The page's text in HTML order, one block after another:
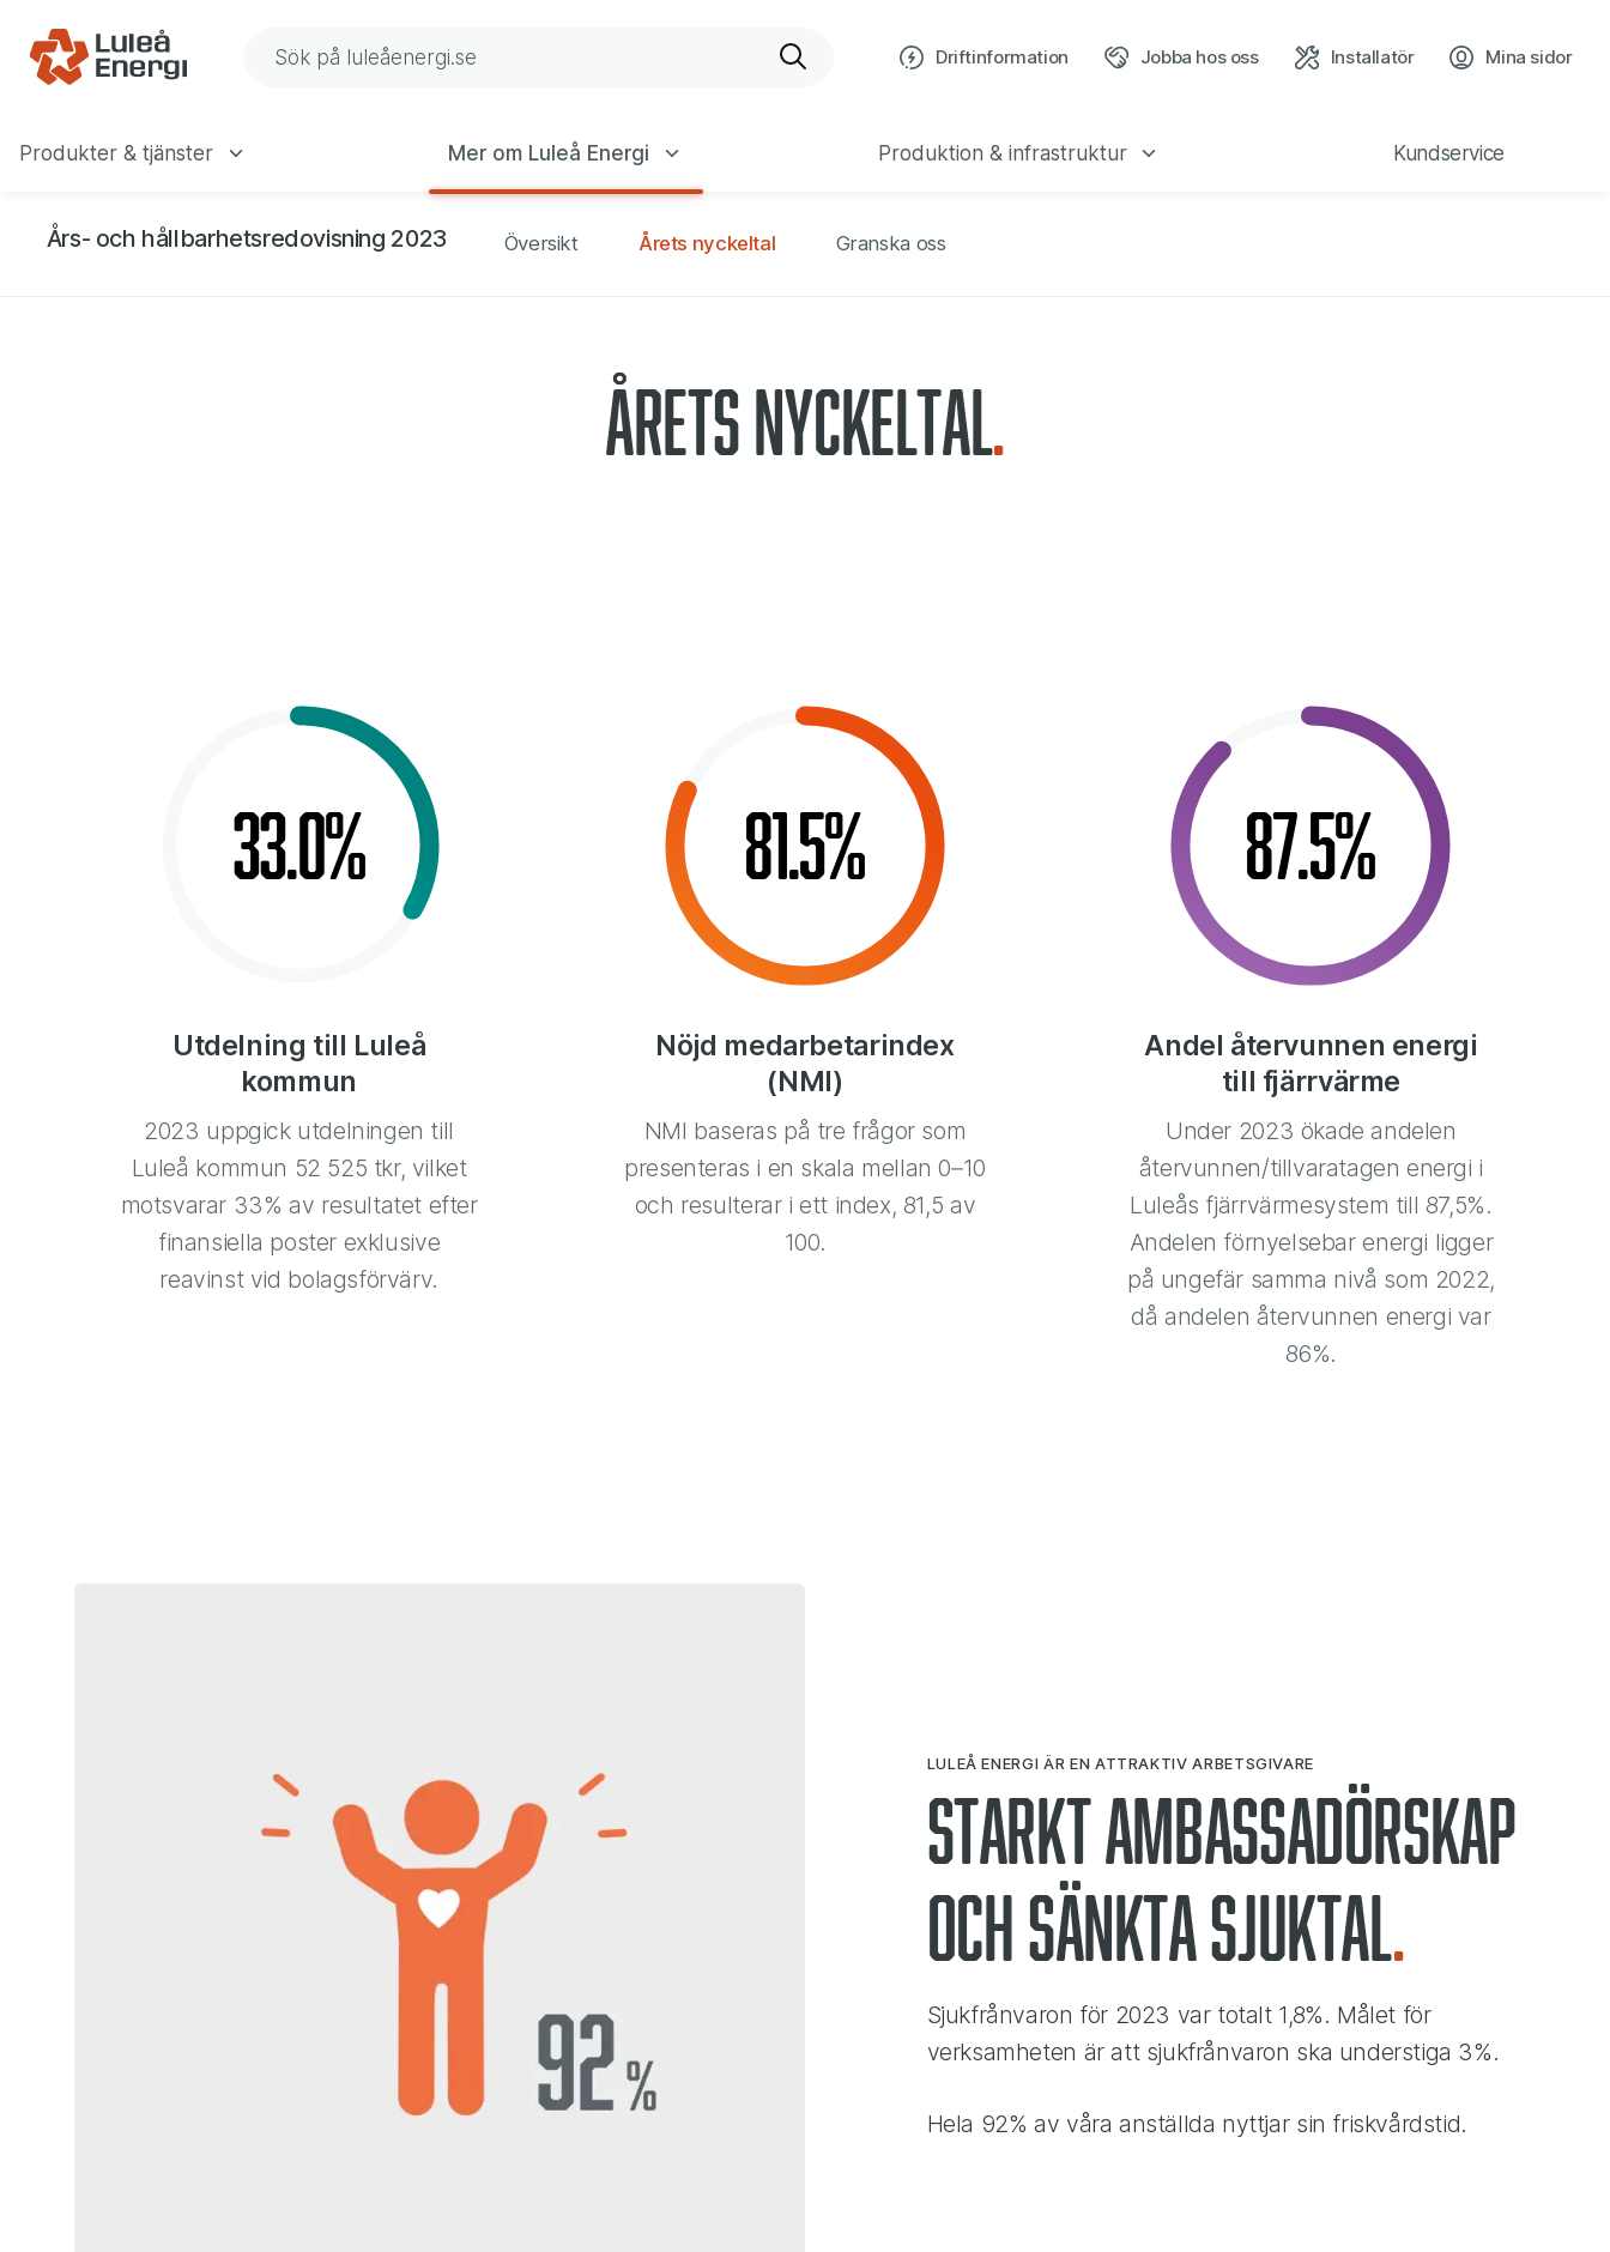
Gå till navigering
Gå till innehåll Sök på Luleå Energis webbplats Driftinformation Jobba hos oss Installatör
Mina sidor
Huvudmeny
Produkter & tjänster Mer om Luleå Energi Produktion & infrastruktur Kundservice
Årets nyckeltal – 2023
Års- och hållbarhetsredovisning 2023 Översikt Årets nyckeltal Granska oss
Årets nyckeltal
Utdelning till Luleå
kommun
2023 uppgick utdelningen till
Luleå kommun 52 525 tkr, vilket
motsvarar 33% av resultatet efter
finansiella poster exklusive
reavinst vid bolagsförvärv.
33.0%
Nöjd medarbetarindex
(NMI)
NMI baseras på tre frågor som
presenteras i en skala mellan 0–10
och resulterar i ett index, 81,5 av
100.
81.5%
Andel återvunnen energi
till fjärrvärme
Under 2023 ökade andelen
återvunnen/tillvaratagen energi i
Luleås fjärrvärmesystem till 87,5%.
Andelen förnyelsebar energi ligger
på ungefär samma nivå som 2022,
då andelen återvunnen energi var
86%.
87.5%
Starkt ambassadörskap
och sänkta sjuktal
LULEÅ ENERGI ÄR EN ATTRAKTIV ARBETSGIVARE
Sjukfrånvaron för 2023 var totalt 1,8%. Målet för
verksamheten är att sjukfrånvaron ska understiga 3%.
Hela 92% av våra anställda nyttjar sin friskvårdstid.